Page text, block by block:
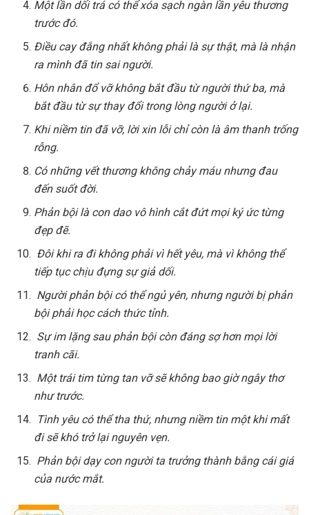
Một lần dối trá có thể xóa sạch ngàn lần yêu thương
trước đó.
Điều cay đắng nhất không phải là sự thật, mà là nhận
ra mình đã tin sai người.
Hôn nhân đổ vỡ không bắt đầu từ người thứ ba, mà
bắt đầu từ sự thay đổi trong lòng người ở lại.
Khi niềm tin đã vỡ, lời xin lỗi chỉ còn là âm thanh trống
rỗng.
Có những vết thương không chảy máu nhưng đau
đến suốt đời.
Phản bội là con dao vô hình cắt đứt mọi ký ức từng
đẹp đẽ.
Đôi khi ra đi không phải vì hết yêu, mà vì không thể
tiếp tục chịu đựng sự giả dối.
Người phản bội có thể ngủ yên, nhưng người bị phản
bội phải học cách thức tỉnh.
Sự im lặng sau phản bội còn đáng sợ hơn mọi lời
tranh cãi.
Một trái tim từng tan vỡ sẽ không bao giờ ngây thơ
như trước.
Tình yêu có thể tha thứ, nhưng niềm tin một khi mất
đi sẽ khó trở lại nguyên vẹn.
Phản bội dạy con người ta trưởng thành bằng cái giá
của nước mắt.